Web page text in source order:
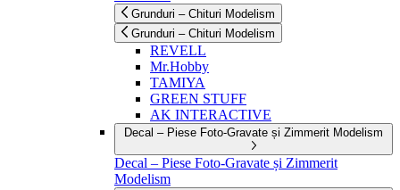
Grunduri – Chituri Modelism
Grunduri – Chituri Modelism
REVELL
Mr.Hobby
TAMIYA
GREEN STUFF
AK INTERACTIVE
Decal – Piese Foto-Gravate și Zimmerit Modelism
Decal – Piese Foto-Gravate și Zimmerit
Modelism